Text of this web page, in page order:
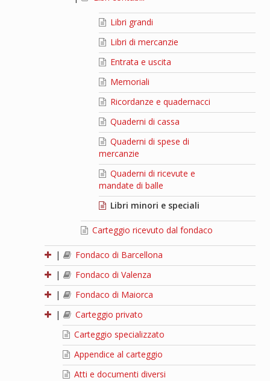
Libri grandi
Libri di mercanzie
Entrata e uscita
Memoriali
Ricordanze e quadernacci
Quaderni di cassa
Quaderni di spese di
mercanzie
Quaderni di ricevute e
mandate di balle
Libri minori e speciali
Carteggio ricevuto dal fondaco
|
Fondaco di Barcellona
|
Fondaco di Valenza
|
Fondaco di Maiorca
|
Carteggio privato
Carteggio specializzato
Appendice al carteggio
Atti e documenti diversi